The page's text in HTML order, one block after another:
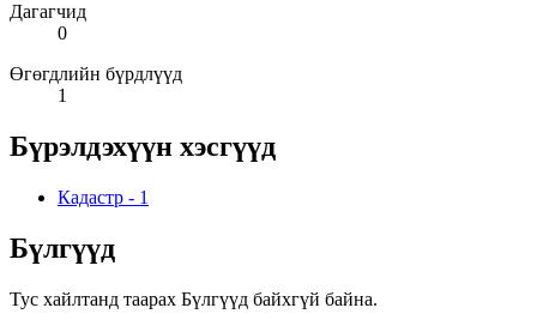
Дагагчид
0
Өгөгдлийн бүрдлүүд
1
Бүрэлдэхүүн хэсгүүд
Кадастр - 1
Бүлгүүд
Тус хайлтанд таарах Бүлгүүд байхгүй байна.